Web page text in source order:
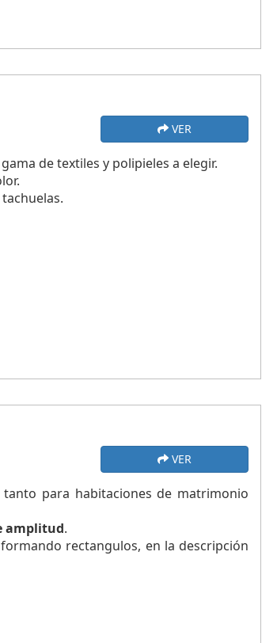
VER
de textiles y polipieles a elegir.
VER
tanto para habitaciones de matrimonio
amplitud.
rectangulos, en la descripción